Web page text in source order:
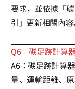
要求，並依據「
引」更新相關內容
Q6：碳足跡計算
A6：碳足跡計算
量、運輸距離、